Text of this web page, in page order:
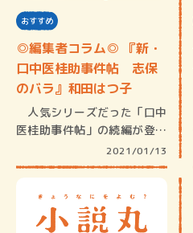
おすすめ
◎編集者コラム◎ 『新・
口中医桂助事件帖 志保
のバラ』和田はつ子
人気シリーズだった「口中
医桂助事件帖」の続編が登場
2021/01/13